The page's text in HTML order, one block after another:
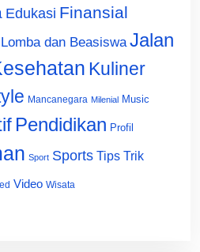
Edukasi Finansial
dan Beasiswa Jalan
Kuliner
Mancanegara Milenial Music
Pendidikan Profil
Sport Sports Tips Trik
Video Wisata